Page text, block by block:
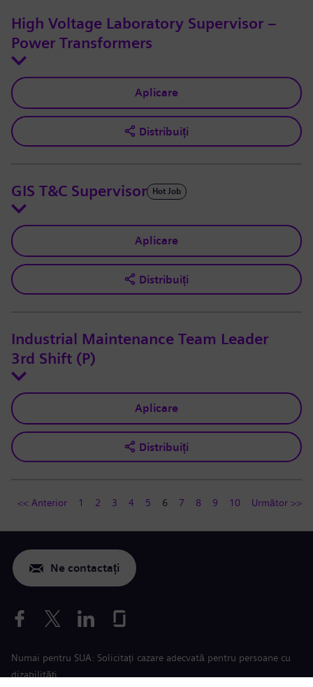
High Voltage Laboratory Supervisor –
Power Transformers
Aplicare
Distribuiți
GIS T&C Supervisor Hot Job
Aplicare
Distribuiți
Industrial Maintenance Team Leader
3rd Shift (P)
Aplicare
Distribuiți
<< Anterior 1 2 3 4 5 6 7 8 9 10 Următor >>
Ne contactați
Numai pentru SUA: Solicitați cazare adecvată pentru persoane cu
dizabilități